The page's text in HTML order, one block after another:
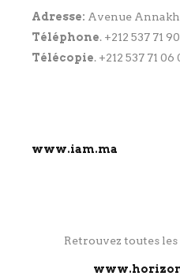
Adresse: Avenue
Téléphone. +212 537 71
Télécopie. +212 537 71 06
www.iam.ma
Retrouvez toutes